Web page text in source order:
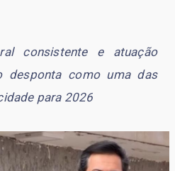
consistente e atuação
desponta como uma das
para 2026